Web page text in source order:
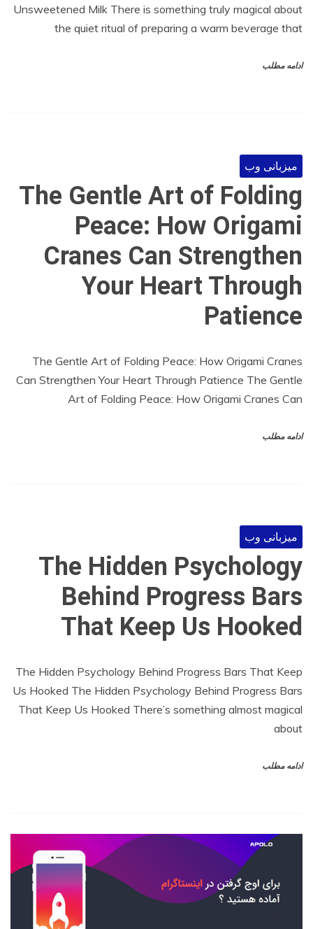
Unsweetened Milk There is something truly magical about
the quiet ritual of preparing a warm beverage that
ادامه مطلب
میزبانی وب
The Gentle Art of Folding
Peace: How Origami
Cranes Can Strengthen
Your Heart Through
Patience
The Gentle Art of Folding Peace: How Origami Cranes
Can Strengthen Your Heart Through Patience The Gentle
Art of Folding Peace: How Origami Cranes Can
ادامه مطلب
میزبانی وب
The Hidden Psychology
Behind Progress Bars
That Keep Us Hooked
The Hidden Psychology Behind Progress Bars That Keep
Us Hooked The Hidden Psychology Behind Progress Bars
That Keep Us Hooked There’s something almost magical
about
ادامه مطلب